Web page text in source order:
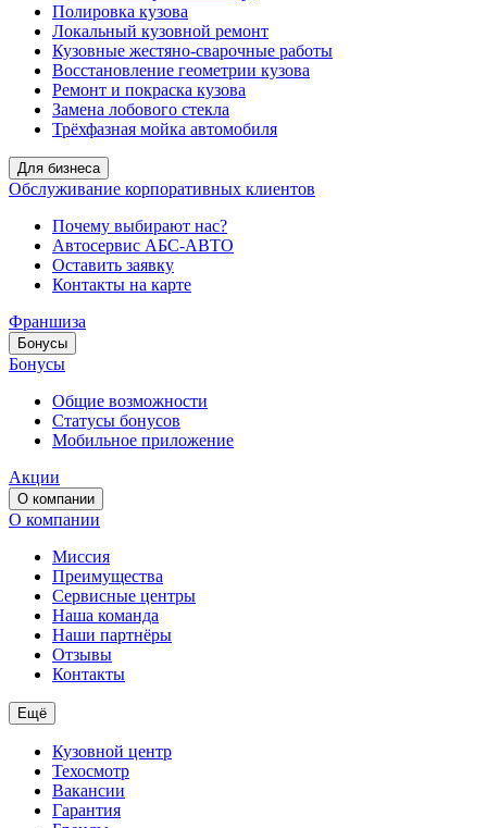
Полировка кузова
Локальный кузовной ремонт
Кузовные жестяно-сварочные работы
Восстановление геометрии кузова
Ремонт и покраска кузова
Замена лобового стекла
Трёхфазная мойка автомобиля
Для бизнеса
Обслуживание корпоративных клиентов
Почему выбирают нас?
Автосервис АБС-АВТО
Оставить заявку
Контакты на карте
Франшиза
Бонусы
Бонусы
Общие возможности
Статусы бонусов
Мобильное приложение
Акции
О компании
О компании
Миссия
Преимущества
Сервисные центры
Наша команда
Наши партнёры
Отзывы
Контакты
Ещё
Кузовной центр
Техосмотр
Вакансии
Гарантия